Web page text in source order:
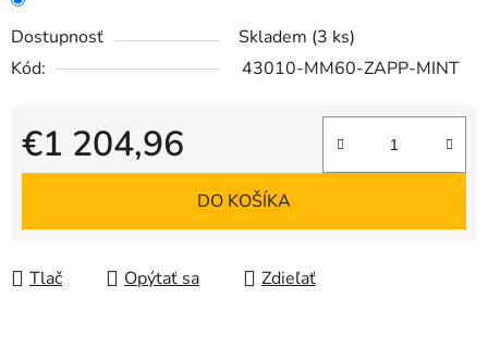
Dostupnosť Skladem (3 ks)
Kód:
43010-MM60-ZAPP-MINT
€1 204,96
Jednotková cena:
DO KOŠÍKA
Tlač Opýtať sa Zdieľať